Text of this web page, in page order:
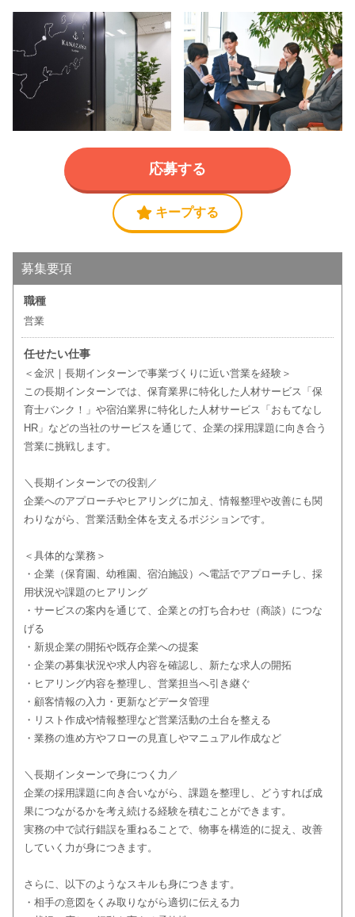
キープする
応募する
募集要項
職種
営業
任せたい仕事
＜金沢｜長期インターンで事業づくりに近い営業を経験＞
この長期インターンでは、保育業界に特化した人材サービス「保
育士バンク！」や宿泊業界に特化した人材サービス「おもてなし
HR」などの当社のサービスを通じて、企業の採用課題に向き合う
営業に挑戦します。
＼長期インターンでの役割／
企業へのアプローチやヒアリングに加え、情報整理や改善にも関
わりながら、営業活動全体を支えるポジションです。
＜具体的な業務＞
・企業（保育園、幼稚園、宿泊施設）へ電話でアプローチし、採
用状況や課題のヒアリング
・サービスの案内を通じて、企業との打ち合わせ（商談）につな
げる
・新規企業の開拓や既存企業への提案
・企業の募集状況や求人内容を確認し、新たな求人の開拓
・ヒアリング内容を整理し、営業担当へ引き継ぐ
・顧客情報の入力・更新などデータ管理
・リスト作成や情報整理など営業活動の土台を整える
・業務の進め方やフローの見直しやマニュアル作成など
＼長期インターンで身につく力／
企業の採用課題に向き合いながら、課題を整理し、どうすれば成
果につながるかを考え続ける経験を積むことができます。
実務の中で試行錯誤を重ねることで、物事を構造的に捉え、改善
していく力が身につきます。
さらに、以下のようなスキルも身につきます。
・相手の意図をくみ取りながら適切に伝える力